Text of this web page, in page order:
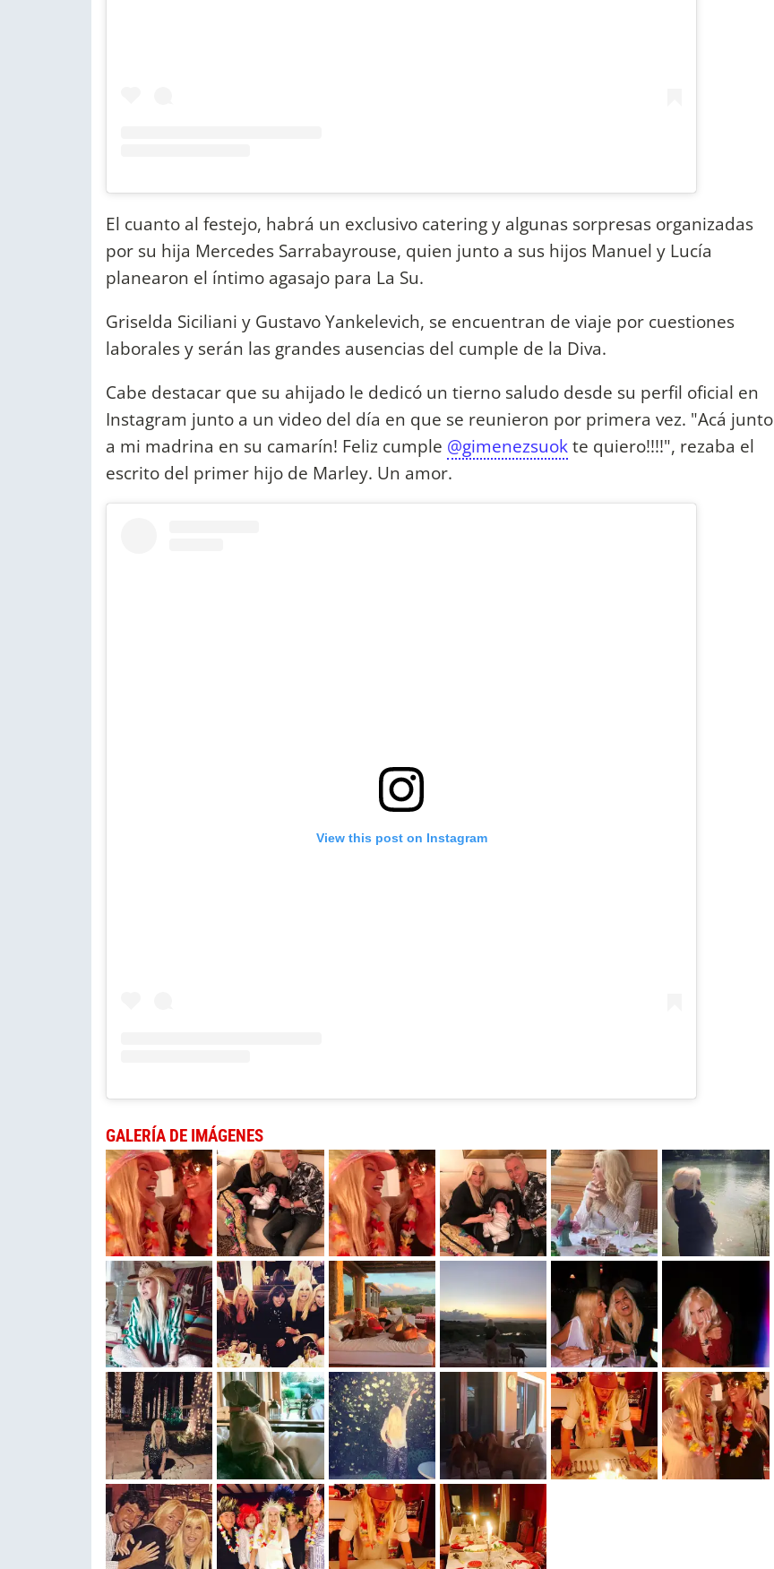
El cuanto al festejo, habrá un exclusivo catering y algunas sorpresas organizadas
por su hija Mercedes Sarrabayrouse, quien junto a sus hijos Manuel y Lucía
planearon el íntimo agasajo para La Su.
Griselda Siciliani y Gustavo Yankelevich, se encuentran de viaje por cuestiones
laborales y serán las grandes ausencias del cumple de la Diva.
Cabe destacar que su ahijado le dedicó un tierno saludo desde su perfil oficial en
Instagram junto a un video del día en que se reunieron por primera vez. "Acá junto
a mi madrina en su camarín! Feliz cumple @gimenezsuokte quiero!!!!", rezaba el
escrito del primer hijo de Marley. Un amor.
View this post on Instagram
GALERÍA DE IMÁGENES